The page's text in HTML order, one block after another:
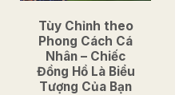
Tùy Chỉnh theo
Phong Cách Cá
Nhân – Chiếc
Đồng Hồ Là Biểu
Tượng Của Bạn